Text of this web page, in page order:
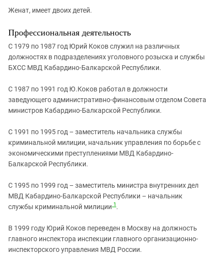
Женат, имеет двоих детей.
Профессиональная деятельность
С 1979 по 1987 год Юрий Коков служил на различных
должностях в подразделениях уголовного розыска и службы
БХСС МВД Кабардино-Балкарской Республики.
С 1987 по 1991 год Ю.Коков работал в должности
заведующего административно-финансовым отделом Совета
министров Кабардино-Балкарской Республики.
С 1991 по 1995 год – заместитель начальника службы
криминальной милиции, начальник управления по борьбе с
экономическими преступлениями МВД Кабардино-
Балкарской Республики.
С 1995 по 1999 год – заместитель министра внутренних дел
МВД Кабардино-Балкарской Республики – начальник
службы криминальной милиции 1 .
В 1999 году Юрий Коков переведен в Москву на должность
главного инспектора инспекции главного организационно-
инспекторского управления МВД России.